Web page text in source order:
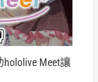
hololive Meet讓